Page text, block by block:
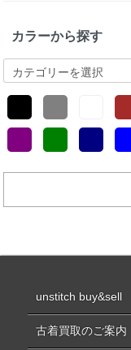
カラーから探す
unstitch buy&sell
古着買取のご案内